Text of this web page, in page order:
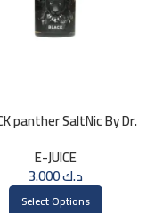
panther SaltNic By Dr.
E-JUICE
د.ك3.000
Select Options